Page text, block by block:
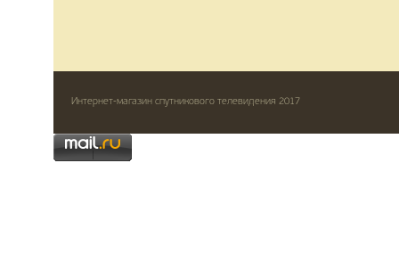
Интернет-магазин спутникового телевидения 2017